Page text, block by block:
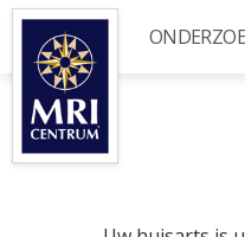
Overslaan
naar
inhoud
gaan